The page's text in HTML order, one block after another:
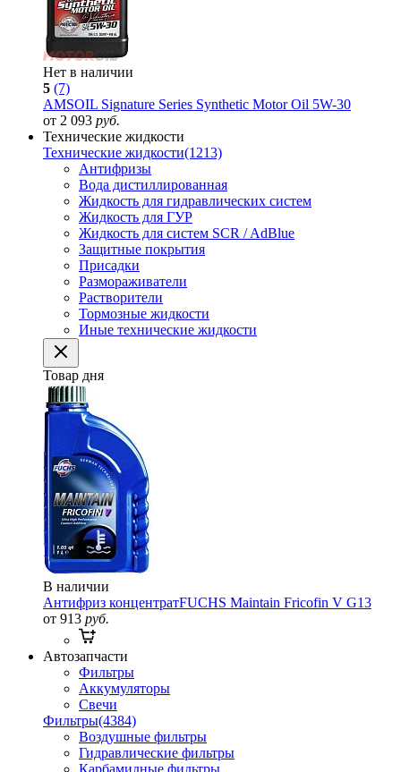
Нет в наличии
5 (7)
AMSOIL Signature Series Synthetic Motor Oil 5W-30
от 2 093 руб.
Технические жидкости
Технические жидкости(1213)
Антифризы
Вода дистиллированная
Жидкость для гидравлических систем
Жидкость для ГУР
Жидкость для систем SCR / AdBlue
Защитные покрытия
Присадки
Размораживатели
Растворители
Тормозные жидкости
Иные технические жидкости
Товар дня
В наличии
Антифриз концентратFUCHS Maintain Fricofin V G13
от 913 руб.
Автозапчасти
Фильтры
Аккумуляторы
Свечи
Фильтры(4384)
Воздушные фильтры
Гидравлические фильтры
Карбамидные фильтры